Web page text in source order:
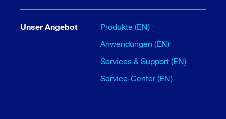
Unser Angebot
Produkte (EN)
Anwendungen (EN)
Services & Support (EN)
Service-Center (EN)